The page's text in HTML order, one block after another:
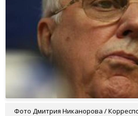
Фото Дмитрия Никанорова /